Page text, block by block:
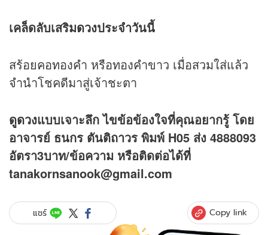
เคล็ดลับเสริมดวงประจำวันนี้
สร้อยคอทองคำ หรือทองคำขาว เมื่อสวมใส่แล้ว
จำนำโชคดีมาสู่เจ้าชะตา
ดูดวงแบบเจาะลึก ไขข้อข้องใจที่คุณอยากรู้ โดย
อาจารย์ ธนกร ตันติถาวร พิมพ์ H05 ส่ง 4888093
อัตรา3บาท/ข้อความ หรือติดต่อได้ที่
tanakornsanook@gmail.com
แชร์ Copy link